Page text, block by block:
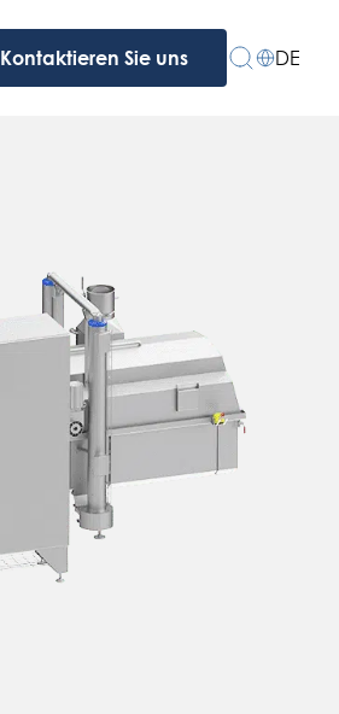
Kontaktieren Sie uns DE